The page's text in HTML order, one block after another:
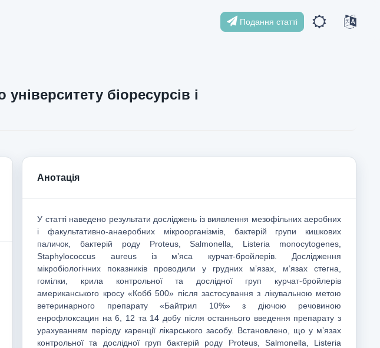
Подання статті
біоресурсів і
Анотація
У статті наведено результати досліджень із виявлення мезофільних аеробних
і факультативно-анаеробних мікроорганізмів, бактерій групи кишкових
паличок, бактерій роду Proteus, Salmonella, Listeria monocytogenes,
Staphylococcus aureus із мʼяса курчат-бройлерів. Дослідження
мікробіологічних показників проводили у грудних мʼязах, мʼязах стегна,
гомілки, крила контрольної та дослідної груп курчат-бройлерів
американського кросу «Кобб 500» після застосування з лікувальною метою
ветеринарного препарату «Байтрил 10%» з діючою речовиною
енрофлоксацин на 6, 12 та 14 добу після останнього введення препарату з
урахуванням періоду каренції лікарського засобу. Встановлено, що у мʼязах
контрольної та дослідної груп бактерій роду Proteus, Salmonella, Listeria